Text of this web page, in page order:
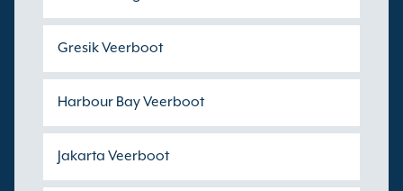
Gresik Veerboot
Harbour Bay Veerboot
Jakarta Veerboot